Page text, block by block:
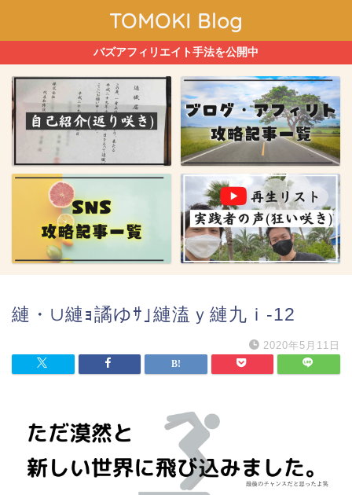
TOMOKI Blog
バズアフィリエイト手法を公開中
縺・∪縺ｮ譎ゆｻ｣縺溘ｙ縺九ｉ-12
2020年5月11日